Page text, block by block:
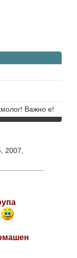
Важно е!
2007,